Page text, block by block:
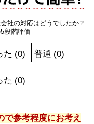
社の対応はどうでしたか？
段階評価
た (0) 普通 (0)
た (0)
参考程度にお考え